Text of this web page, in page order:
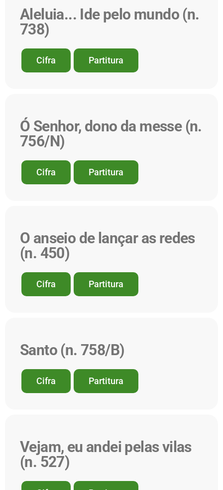
Aleluia... Ide pelo mundo (n.
738)
Cifra Partitura
Ó Senhor, dono da messe (n.
756/N)
Cifra Partitura
O anseio de lançar as redes
(n. 450)
Cifra Partitura
Santo (n. 758/B)
Cifra Partitura
Vejam, eu andei pelas vilas
(n. 527)